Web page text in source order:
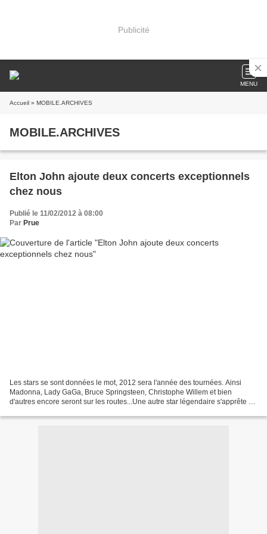
Publicité
MENU
Accueil » MOBILE.ARCHIVES
MOBILE.ARCHIVES
Elton John ajoute deux concerts exceptionnels
chez nous
Publié le 11/02/2012 à 08:00
Par Prue
Les stars se sont données le mot, 2012 sera l'année des tournées. Ainsi
Madonna, Lady GaGa, Bruce Springsteen, Christophe Willem et bien
d'autres encore seront sur les routes...Une autre star légendaire s'apprête à